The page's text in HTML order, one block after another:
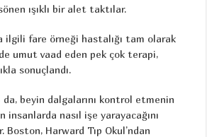
ışıklı bir alet taktılar.
ilgili fare örneği hastalığı tam olarak
umut vaad eden pek çok terapi,
sonuçlandı.
da, beyin dalgalarını kontrol etmenin
insanlarda nasıl işe yarayacağını
Boston, Harward Tıp Okul’ndan